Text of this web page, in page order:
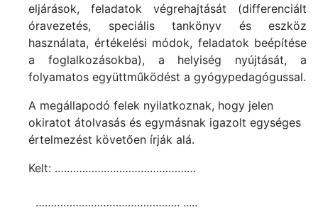
eljárások, feladatok végrehajtását (differenciált
óravezetés, speciális tankönyv és eszköz
használata, értékelési módok, feladatok beépítése
a foglalkozásokba), a helyiség nyújtását, a
folyamatos együttműködést a gyógypedagógussal.
A megállapodó felek nyilatkoznak, hogy jelen
okiratot átolvasás és egymásnak igazolt egységes
értelmezést követően írják alá.
Kelt: .………………………………………
……………………………………….. .....
……………………………………............